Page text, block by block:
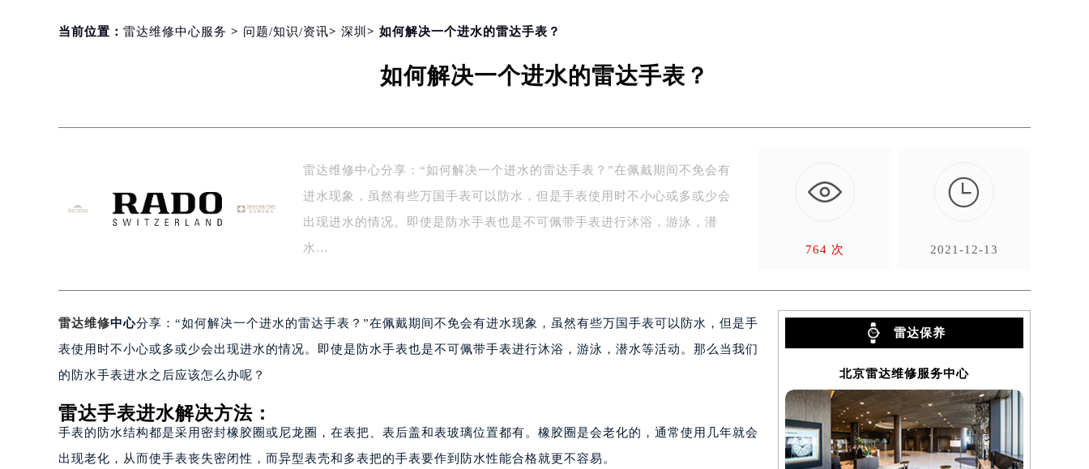
北京市东城区东长安街1号东方广场写字楼W3座6层602室（需提前预约）
上海市徐汇区虹桥路3号港汇中心写字楼2座37层3705室（需提前预约）
徐州市鼓楼区淮海东路29号苏宁广场IFC国际金融中心写字楼35层3508室（需提前预约）
扬州市邗江区国展路29号星耀天地写字楼1号楼18层1803室（需提前预约）
盐城市盐都区世纪大道5号盐城金融城写字楼1号楼16层1604室（需提前预约）
宁波市江北区大闸南路500号来福士广场办公楼20层2009室（需提前预约）
绍兴市越城区胜利东路379号世茂天际中心写字楼8层805室（需提前预约）
嘉兴市南湖区广益路705号嘉兴世界贸易中心写字楼A座13层1304室（需提前预约）
南昌市红谷滩新区红谷中大道998号绿地双子塔（中央广场）A1座办公楼14层07室（需提前预约）
广州市天河区天河路230号万菱汇国际中心写字楼A塔7层704室（需提前预约）
广州市越秀区环市东路371-375号世界贸易中心大厦南塔写字楼15层07室（需提前预约）
深圳市罗湖区深南东路5001号华润大厦写字楼17层1701室（需提前预约）
当前位置： 雷达维修中心服务 > 问题/知识/资讯> 深圳 > 如何解决一个进水的雷达手表？
如何解决一个进水的雷达手表？
雷达维修中心分享：“如何解决一个进水的雷达手表？”在佩戴期间不免会有
进水现象，虽然有些万国手表可以防水，但是手表使用时不小心或多或少会
出现进水的情况。即使是防水手表也是不可佩带手表进行沐浴，游泳，潜
水…
764 次

2021-12-13
雷达维修中心分享：“如何解决一个进水的雷达手表？”在佩戴期间不免会有进水现象，虽然有些万国手表可以防水，但是手
表使用时不小心或多或少会出现进水的情况。即使是防水手表也是不可佩带手表进行沐浴，游泳，潜水等活动。那么当我们
的防水手表进水之后应该怎么办呢？
雷达手表进水解决方法：
手表的防水结构都是采用密封橡胶圈或尼龙圈，在表把、表后盖和表玻璃位置都有。橡胶圈是会老化的，通常使用几年就会
出现老化，从而使手表丧失密闭性，而异型表壳和多表把的手表要作到防水性能合格就更不容易。
雷达保养
北京雷达维修服务中心